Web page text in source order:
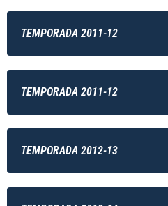
TEMPORADA 2011-12
TEMPORADA 2011-12
TEMPORADA 2012-13